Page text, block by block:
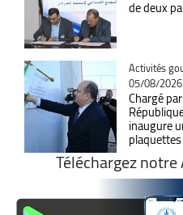
de deux
Catégorie
Activités
05/08/
Chargé
inaugure
Téléchargez